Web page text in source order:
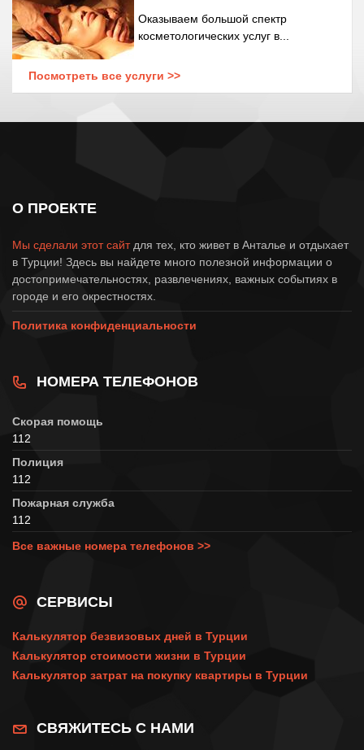
Оказываем большой спектр
косметологических услуг в...
Посмотреть все услуги >>
О ПРОЕКТЕ
Мы сделали этот сайтдля тех, кто живет в Анталье и отдыхает
в Турции! Здесь вы найдете много полезной информации о
достопримечательностях, развлечениях, важных событиях в
городе и его окрестностях.
Политика конфиденциальности
НОМЕРА ТЕЛЕФОНОВ
Скорая помощь
112
Полиция
112
Пожарная служба
112
Все важные номера телефонов >>
СЕРВИСЫ
Калькулятор безвизовых дней в Турции
Калькулятор стоимости жизни в Турции
Калькулятор затрат на покупку квартиры в Турции
СВЯЖИТЕСЬ С НАМИ